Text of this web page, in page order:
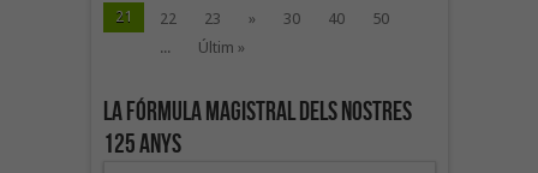
21
22 23 » 30 40
50
...
Últim »
La fórmula magistral dels nostres
125 anys